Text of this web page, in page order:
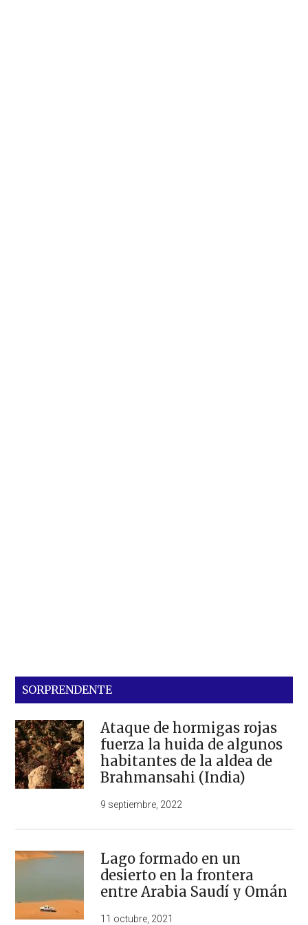
SORPRENDENTE
Ataque de hormigas rojas
fuerza la huida de algunos
habitantes de la aldea de
Brahmansahi (India)
9 septiembre, 2022
Lago formado en un
desierto en la frontera
entre Arabia Saudí y Omán
11 octubre, 2021